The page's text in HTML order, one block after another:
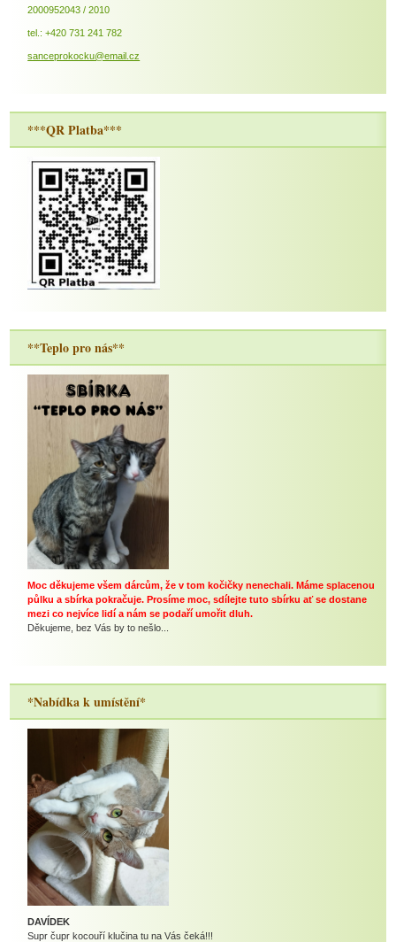
2000952043 / 2010
tel.: +420 731 241 782
sanceprokocku@email.cz
***QR Platba***
**Teplo pro nás**
Moc děkujeme všem dárcům, že v tom kočičky nenechali. Máme splacenou
půlku a sbírka pokračuje. Prosíme moc, sdílejte tuto sbírku ať se dostane
mezi co nejvíce lidí a nám se podaří umořit dluh.
Děkujeme, bez Vás by to nešlo...
*Nabídka k umístění*
DAVÍDEK
Supr čupr kocouří klučina tu na Vás čeká!!!